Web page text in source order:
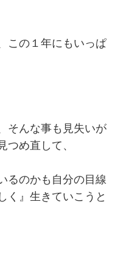
この１年にもいっぱ
そんな事も見失いが
つめ直して、
るのかも自分の目線
く』生きていこうと